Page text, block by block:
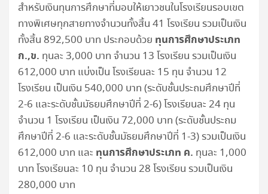
​สำหรับเงินทุนการศึกษาที่มอบให้เยาวชนในโรงเรียนรอบเขต
ทางพิเศษทุกสายทางจำนวนทั้งสิ้น 41 โรงเรียน รวมเป็นเงิน
ทั้งสิ้น 892,500 บาท ประกอบด้วย ​ทุนการศึกษาประเภท
ก.,ข. ทุนละ 3,000 บาท จำนวน 13 โรงเรียน รวมเป็นเงิน
612,000 บาท แบ่งเป็น โรงเรียนละ 15 ทุน จำนวน 12
โรงเรียน เป็นเงิน 540,000 บาท (ระดับชั้นประถมศึกษาปีที่
2-6 และระดับชั้นมัธยมศึกษาปีที่ 2-6) โรงเรียนละ 24 ทุน
จำนวน 1 โรงเรียน เป็นเงิน 72,000 บาท (ระดับชั้นประถม
ศึกษาปีที่ 2-6 และระดับชั้นมัธยมศึกษาปีที่ 1-3) รวมเป็นเงิน
612,000 บาท และ ​ ทุนการศึกษาประเภท ค. ทุนละ 1,000
บาท โรงเรียนละ 10 ทุน จำนวน 28 โรงเรียน รวมเป็นเงิน
280,000 บาท